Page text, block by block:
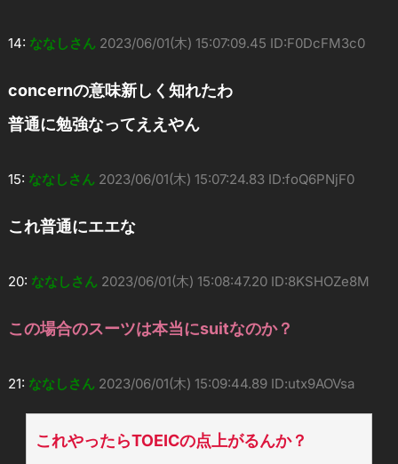
14: ななしさん 2023/06/01(木) 15:07:09.45 ID:F0DcFM3c0
concernの意味新しく知れたわ
普通に勉強なってええやん
15: ななしさん 2023/06/01(木) 15:07:24.83 ID:foQ6PNjF0
これ普通にエエな
20: ななしさん 2023/06/01(木) 15:08:47.20 ID:8KSHOZe8M
この場合のスーツは本当にsuitなのか？
21: ななしさん 2023/06/01(木) 15:09:44.89 ID:utx9AOVsa
これやったらTOEICの点上がるんか？